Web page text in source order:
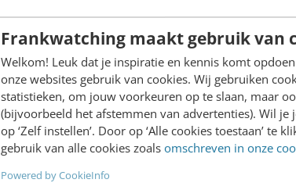
Frankwatching maakt gebruik van
Welkom! Leuk dat je inspiratie en kennis komt
onze websites gebruik van cookies. Wij gebruiken
statistieken, om jouw voorkeuren op te slaan, maar
(bijvoorbeeld het afstemmen van advertenties). Wil je
op ‘Zelf instellen’. Door op ‘Alle cookies toestaan’ te
gebruik van alle cookies zoals omschreven in onze
Powered by CookieInfo
ruim anderhalve maand officieel
in werking getreden. In het eerste
deel van dit artikel kon…
Michael Linthorst· 14 jaar geleden
Code